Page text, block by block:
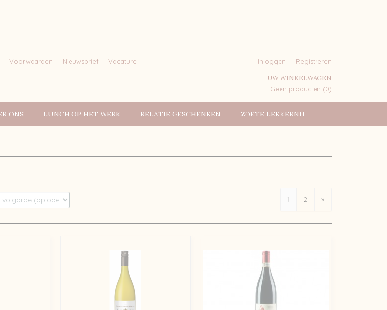
Voorwaarden Nieuwsbrief Vacature Inloggen Registreren
UW WINKELWAGEN
Geen producten (0)
ONS LUNCH OP HET WERK RELATIE GESCHENKEN ZOETE LEKKERNIJ
1 2 »